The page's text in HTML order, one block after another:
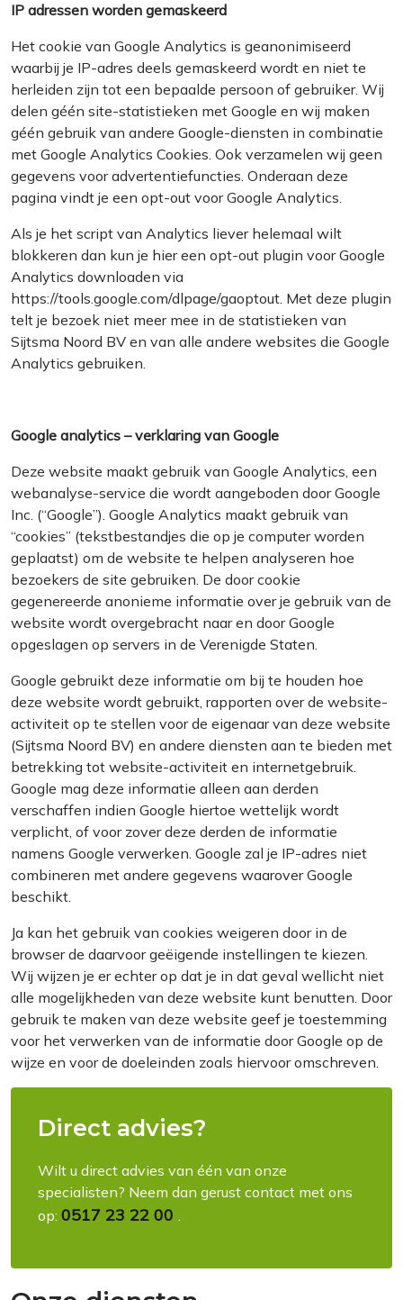
IP adressen worden gemaskeerd
Het cookie van Google Analytics is geanonimiseerd
waarbij je IP-adres deels gemaskeerd wordt en niet te
herleiden zijn tot een bepaalde persoon of gebruiker. Wij
delen géén site-statistieken met Google en wij maken
géén gebruik van andere Google-diensten in combinatie
met Google Analytics Cookies. Ook verzamelen wij geen
gegevens voor advertentiefuncties. Onderaan deze
pagina vindt je een opt-out voor Google Analytics.
Als je het script van Analytics liever helemaal wilt
blokkeren dan kun je hier een opt-out plugin voor Google
Analytics downloaden via
https://tools.google.com/dlpage/gaoptout. Met deze plugin
telt je bezoek niet meer mee in de statistieken van
Sijtsma Noord BV en van alle andere websites die Google
Analytics gebruiken.
Google analytics – verklaring van Google
Deze website maakt gebruik van Google Analytics, een
webanalyse-service die wordt aangeboden door Google
Inc. (“Google”). Google Analytics maakt gebruik van
“cookies” (tekstbestandjes die op je computer worden
geplaatst) om de website te helpen analyseren hoe
bezoekers de site gebruiken. De door cookie
gegenereerde anonieme informatie over je gebruik van de
website wordt overgebracht naar en door Google
opgeslagen op servers in de Verenigde Staten.
Google gebruikt deze informatie om bij te houden hoe
deze website wordt gebruikt, rapporten over de website-
activiteit op te stellen voor de eigenaar van deze website
(Sijtsma Noord BV) en andere diensten aan te bieden met
betrekking tot website-activiteit en internetgebruik.
Google mag deze informatie alleen aan derden
verschaffen indien Google hiertoe wettelijk wordt
verplicht, of voor zover deze derden de informatie
namens Google verwerken. Google zal je IP-adres niet
combineren met andere gegevens waarover Google
beschikt.
Ja kan het gebruik van cookies weigeren door in de
browser de daarvoor geëigende instellingen te kiezen.
Wij wijzen je er echter op dat je in dat geval wellicht niet
alle mogelijkheden van deze website kunt benutten. Door
gebruik te maken van deze website geef je toestemming
voor het verwerken van de informatie door Google op de
wijze en voor de doeleinden zoals hiervoor omschreven.
Direct advies?
Wilt u direct advies van één van onze
specialisten? Neem dan gerust contact met ons
op: 0517 23 22 00 .